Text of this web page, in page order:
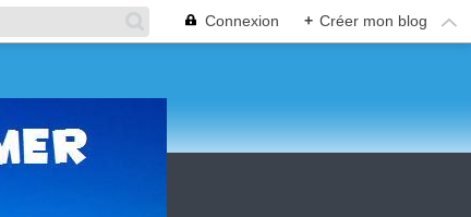
Connexion + Créer mon blog